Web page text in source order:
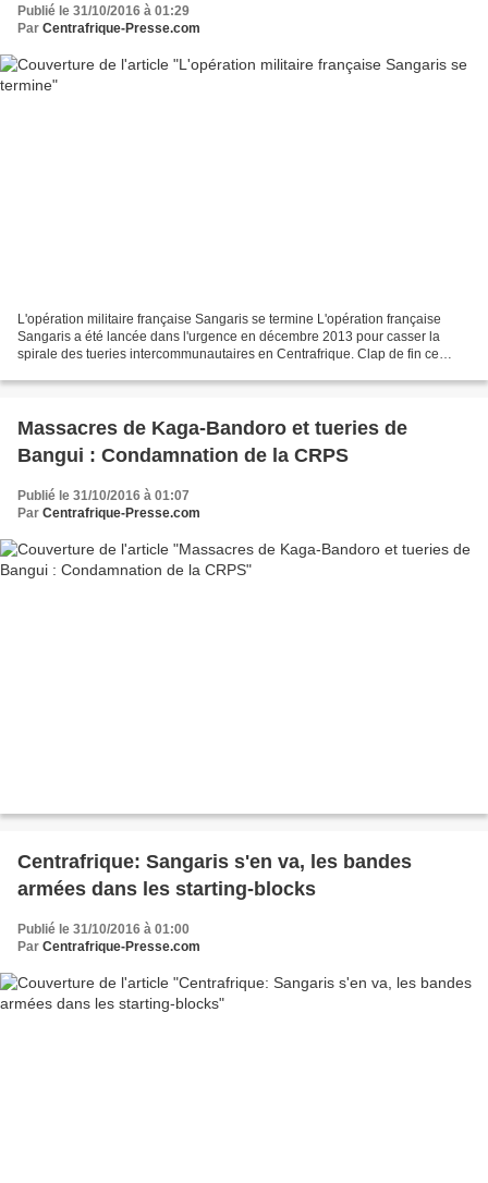
Publié le 31/10/2016 à 01:29
Par Centrafrique-Presse.com
L'opération militaire française Sangaris se termine L'opération française
Sangaris a été lancée dans l'urgence en décembre 2013 pour casser la
spirale des tueries intercommunautaires en Centrafrique. Clap de fin ce
Massacres de Kaga-Bandoro et tueries de
Bangui : Condamnation de la CRPS
Publié le 31/10/2016 à 01:07
Par Centrafrique-Presse.com
Centrafrique: Sangaris s'en va, les bandes
armées dans les starting-blocks
Publié le 31/10/2016 à 01:00
Par Centrafrique-Presse.com